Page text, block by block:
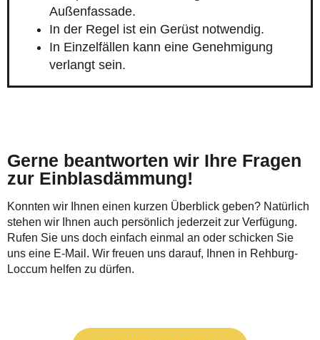
Außenfassade.
In der Regel ist ein Gerüst notwendig.
In Einzelfällen kann eine Genehmigung
verlangt sein.
Gerne beantworten wir Ihre Fragen
zur Einblasdämmung!
Konnten wir Ihnen einen kurzen Überblick geben? Natürlich
stehen wir Ihnen auch persönlich jederzeit zur Verfügung.
Rufen Sie uns doch einfach einmal an oder schicken Sie
uns eine E-Mail. Wir freuen uns darauf, Ihnen in Rehburg-
Loccum helfen zu dürfen.